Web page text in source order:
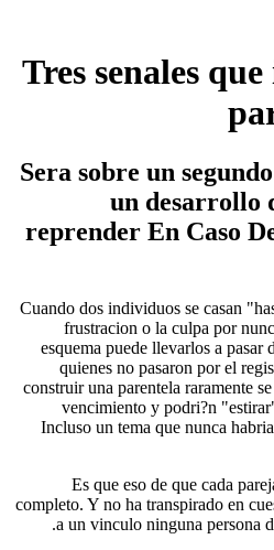
Tres senales
?Sera sobre un
un desarrollo
reprender En Caso
Cuando dos individuos se casan
frustracion o la culpa por
esquema puede llevarlos a pasar
quienes no pasaron por el
construir una parentela raramente
vencimiento y podri?n
Incluso un tema que nunca
Es que eso de que cada
completo. Y no ha transpirado en
a un vinculo ninguna persona